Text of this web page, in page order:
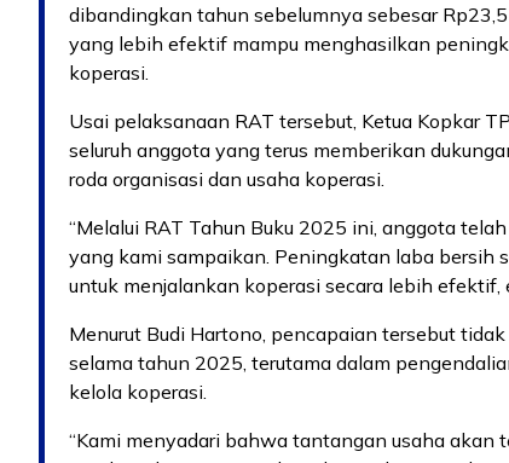
dibandingkan tahun sebelumnya sebesar
yang lebih efektif mampu menghasilkan
koperasi.
Usai pelaksanaan RAT tersebut, Ketua Kopkar
seluruh anggota yang terus memberikan
roda organisasi dan usaha koperasi.
“Melalui RAT Tahun Buku 2025 ini, anggota
yang kami sampaikan. Peningkatan laba bersih
untuk menjalankan koperasi secara lebih efektif,
Menurut Budi Hartono, pencapaian tersebut
selama tahun 2025, terutama dalam
kelola koperasi.
“Kami menyadari bahwa tantangan usaha akan